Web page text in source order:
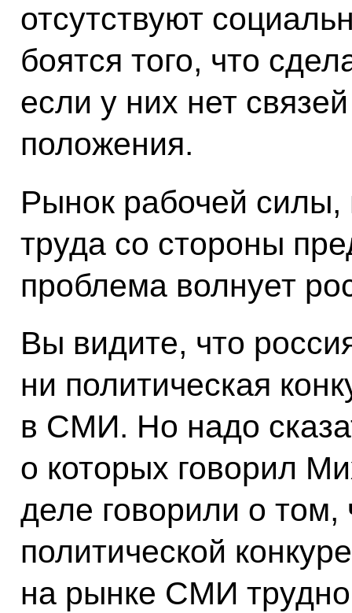
отсутствуют
боятся того, что
если у них нет
положения.
Рынок рабочей силы,
труда со стороны
проблема волнует
Вы видите, что
ни политическая
в СМИ. Но надо
о которых говорил
деле говорили о том,
политической
на рынке СМИ трудно